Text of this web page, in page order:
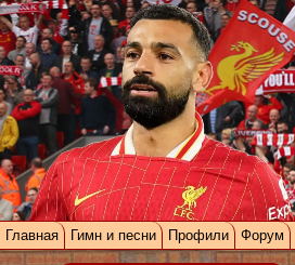
Главная Гимн и песни Профили Форум